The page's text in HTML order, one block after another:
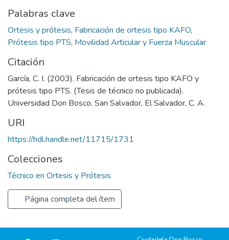
Palabras clave
Ortesis y prótesis, Fabricación de ortesis tipo KAFO,
Prótesis tipo PTS, Movilidad Articular y Fuerza Muscular
Citación
García, C. I. (2003). Fabricación de ortesis tipo KAFO y
prótesis tipo PTS. (Tesis de técnico no publicada).
Universidad Don Bosco, San Salvador, El Salvador, C. A.
URI
https://hdl.handle.net/11715/1731
Colecciones
Técnico en Ortesis y Prótesis
Página completa del ítem